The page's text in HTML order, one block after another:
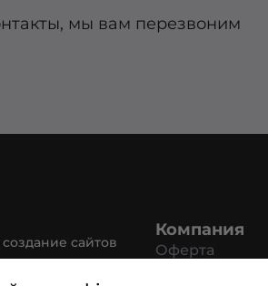
мы вам перезвоним
сайтов
Компания
Оферта